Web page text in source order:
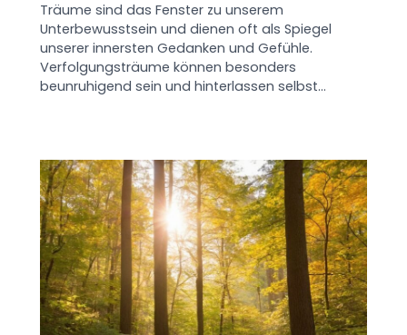
Träume sind das Fenster zu unserem
Unterbewusstsein und dienen oft als Spiegel
unserer innersten Gedanken und Gefühle.
Verfolgungsträume können besonders
beunruhigend sein und hinterlassen selbst…